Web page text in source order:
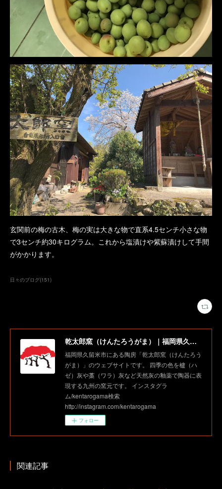
玄関前の梅の古木、梅の実は大きな物で直系4.5センチ小さな物
で3センチ約30キログラム。これから塩漬けや紫蘇漬けして手間
がかかります。
日々のブログ(151)
乾太郎窯（けんたろうがま）｜福岡県久留米市にある陶房
福岡県久留米市にある陶房「乾太郎窯（けんたろう
がま）」のウェブサイトです。 四季の色を櫨（ハ
ゼ）灰や藁（ワラ）灰など天然灰の釉薬で陶器に表
現する九州の窯元です。 インスタグラ
ム/kentarogama検索
http://instagram.com/kentarogama
フォロー
関連記事